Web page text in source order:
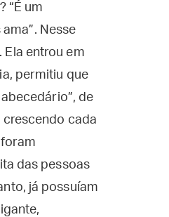
“É um
Nesse
entrou em
permitiu que
de
crescendo cada
das pessoas
já possuíam